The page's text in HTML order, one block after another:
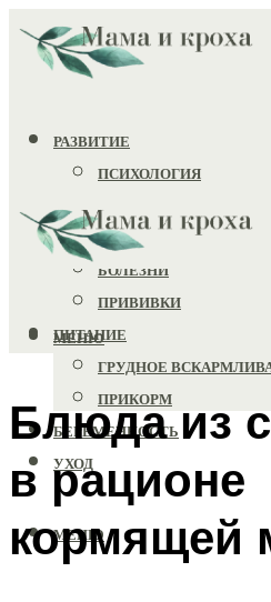
РАЗВИТИЕ
ПСИХОЛОГИЯ
ИГРУШКИ
ЗДОРОВЬЕ
БОЛЕЗНИ
ПРИВИВКИ
ПИТАНИЕ
ГРУДНОЕ
ПРИКОРМ
БЕРЕМЕННОСТЬ
УХОД
МЕНЮ
МЕНЮ
Блюда из
в рационе
кормящей